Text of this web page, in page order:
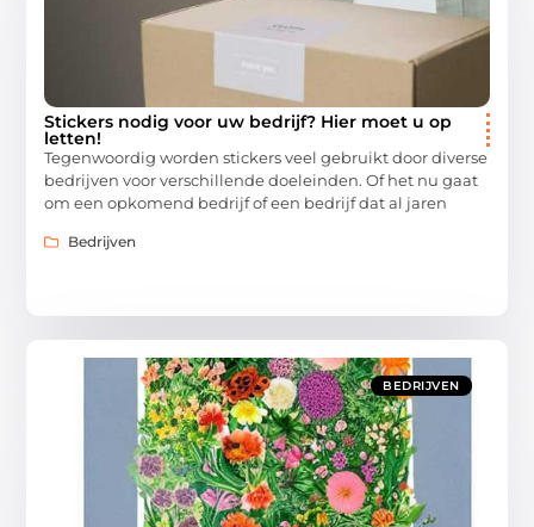
Stickers nodig voor uw bedrijf? Hier moet u op
letten!
Tegenwoordig worden stickers veel gebruikt door diverse
bedrijven voor verschillende doeleinden. Of het nu gaat
om een opkomend bedrijf of een bedrijf dat al jaren
Bedrijven
BEDRIJVEN